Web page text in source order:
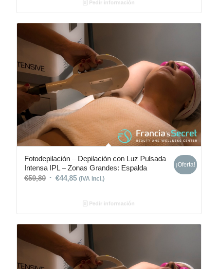
Pedir información
Fotodepilación – Depilación con Luz Pulsada
Intensa IPL – Zonas Grandes: Espalda
€59,80 €44,85 (IVA incl.)
¡Oferta!
Pedir información